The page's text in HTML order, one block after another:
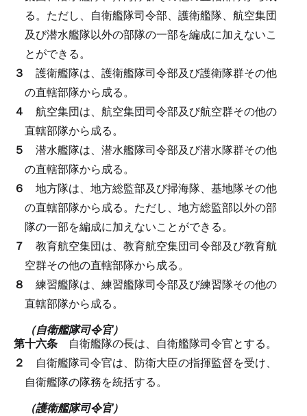
る。 ただし、自衛艦隊司令部、護衛艦隊、航空集団
及び潜水艦隊以外の部隊の一部を編成に加えないこ
とができる。
３ 護衛艦隊は、護衛艦隊司令部及び護衛隊群その他
の直轄部隊から成る。
４ 航空集団は、航空集団司令部及び航空群その他の
直轄部隊から成る。
５ 潜水艦隊は、潜水艦隊司令部及び潜水隊群その他
の直轄部隊から成る。
６ 地方隊は、地方総監部及び掃海隊、基地隊その他
の直轄部隊から成る。 ただし、地方総監部以外の部
隊の一部を編成に加えないことができる。
７ 教育航空集団は、教育航空集団司令部及び教育航
空群その他の直轄部隊から成る。
８ 練習艦隊は、練習艦隊司令部及び練習隊その他の
直轄部隊から成る。
（自衛艦隊司令官）
第十六条 自衛艦隊の長は、自衛艦隊司令官とする。
２ 自衛艦隊司令官は、防衛大臣の指揮監督を受け、
自衛艦隊の隊務を統括する。
（護衛艦隊司令官）